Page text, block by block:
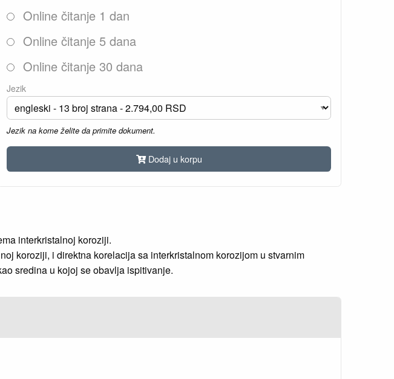
Online čitanje 1 dan
Online čitanje 5 dana
Online čitanje 30 dana
Jezik
Jezik na kome želite da primite dokument.
Dodaj u korpu
interkristalnoj koroziji.
koroziji, i direktna korelacija sa interkristalnom korozijom u stvarnim
sredina u kojoj se obavlja ispitivanje.